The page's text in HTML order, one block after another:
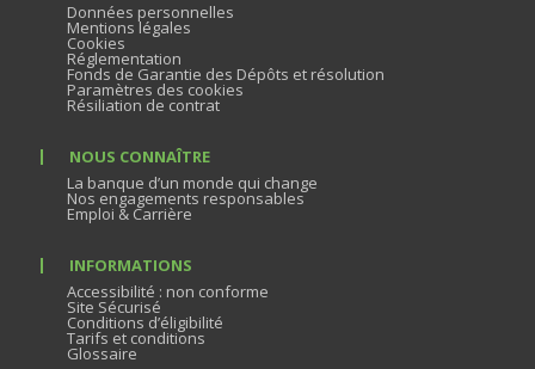
Données personnelles
Mentions légales
Cookies
Réglementation
Fonds de Garantie des Dépôts et résolution
Paramètres des cookies
Résiliation de contrat
NOUS CONNAÎTRE
La banque d’un monde qui change
Nos engagements responsables
Emploi & Carrière
INFORMATIONS
Accessibilité : non conforme
Site Sécurisé
Conditions d’éligibilité
Tarifs et conditions
Glossaire